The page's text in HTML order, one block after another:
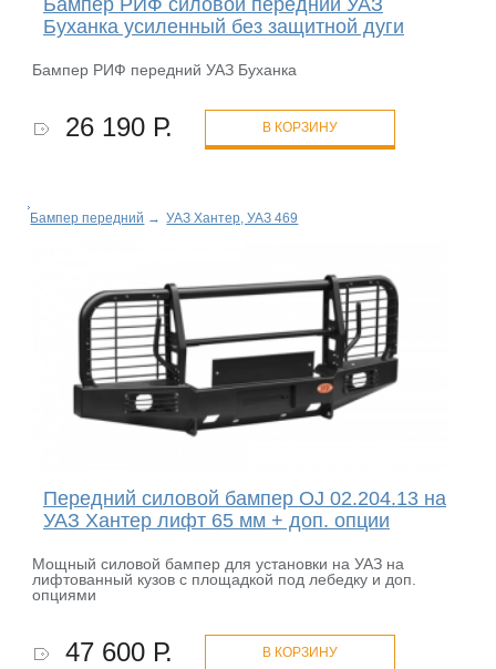
Бампер РИФ силовой передний УАЗ
Буханка усиленный без защитной дуги
Бампер РИФ передний УАЗ Буханка
26 190 Р. В КОРЗИНУ
Бампер передний → УАЗ Хантер, УАЗ 469
Передний силовой бампер OJ 02.204.13 на
УАЗ Хантер лифт 65 мм + доп. опции
Мощный силовой бампер для установки на УАЗ на
лифтованный кузов с площадкой под лебедку и доп.
опциями
47 600 Р. В КОРЗИНУ